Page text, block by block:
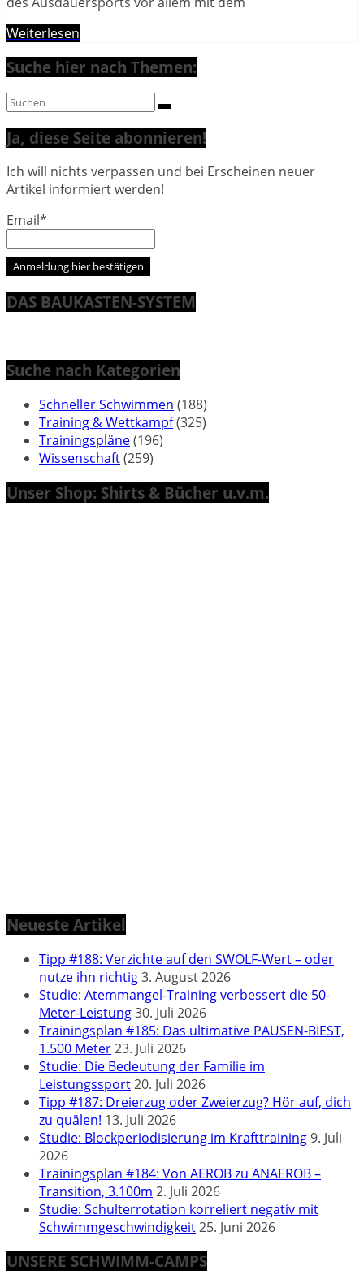
Weiterlesen
Suche hier nach Themen:
Ja, diese Seite abonnieren!
Ich will nichts verpassen und bei Erscheinen neuer
Artikel informiert werden!
Email*
DAS BAUKASTEN-SYSTEM
Suche nach Kategorien
Schneller Schwimmen (188)
Training & Wettkampf(325)
Trainingspläne(196)
Wissenschaft(259)
Unser Shop: Shirts & Bücher u.v.m.
Neueste Artikel
Tipp #188: Verzichte auf den SWOLF-Wert – oder
nutze ihn richtig3. August 2026
Studie: Atemmangel-Training verbessert die 50-
Meter-Leistung30. Juli 2026
Trainingsplan #185: Das ultimative PAUSEN-BIEST,
1.500 Meter23. Juli 2026
Studie: Die Bedeutung der Familie im
Leistungssport20. Juli 2026
Tipp #187: Dreierzug oder Zweierzug? Hör auf, dich
zu quälen! 13. Juli 2026
Studie: Blockperiodisierung im Krafttraining9. Juli
2026
Trainingsplan #184: Von AEROB zu ANAEROB –
Transition, 3.100m 2. Juli 2026
Studie: Schulterrotation korreliert negativ mit
Schwimmgeschwindigkeit25. Juni 2026
UNSERE SCHWIMM-CAMPS